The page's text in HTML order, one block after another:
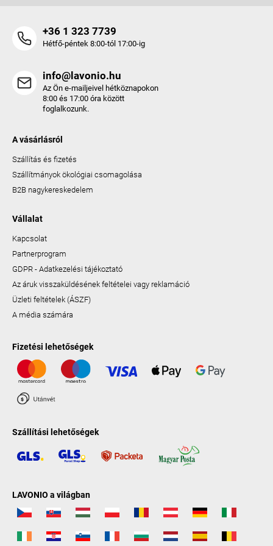
+36 1 323 7739
Hétfő-péntek 8:00-tól 17:00-ig
info@lavonio.hu
Az Ön e-mailjeivel hétköznapokon
8:00 és 17:00 óra között
foglalkozunk.
A vásárlásról
Szállítás és fizetés
Szállítmányok ökológiai csomagolása
B2B nagykereskedelem
Vállalat
Kapcsolat
Partnerprogram
GDPR - Adatkezelési tájékoztató
Az áruk visszaküldésének feltételei vagy reklamáció
Üzleti feltételek (ÁSZF)
A média számára
Fizetési lehetőségek
Szállítási lehetőségek
LAVONIO a világban